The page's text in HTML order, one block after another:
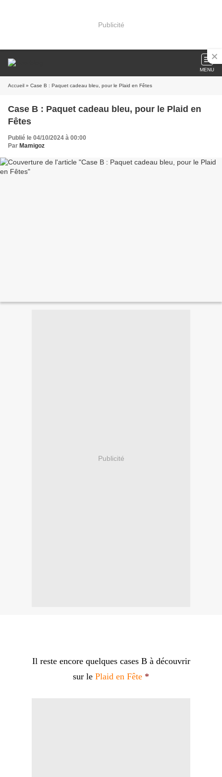
Publicité
MENU
Accueil » Case B : Paquet cadeau bleu, pour le Plaid en Fêtes
Case B : Paquet cadeau bleu, pour le Plaid en
Fêtes
Publié le 04/10/2024 à 00:00
Par Mamigoz
Publicité
Il reste encore quelques cases B à découvrir
sur le Plaid en Fête *